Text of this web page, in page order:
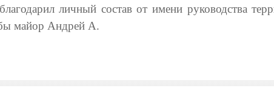
личный состав от имени руководства
майор Андрей А.